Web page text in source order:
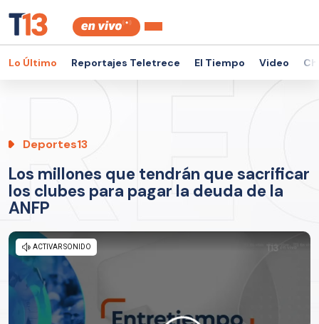
Lo Último Reportajes Teletrece El Tiempo Video
Deportes13
Los millones que tendrán que sacrificar
los clubes para pagar la deuda de la
ANFP